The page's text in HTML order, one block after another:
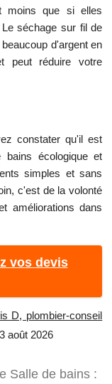
moins que si elles
séchage sur fil de
d'argent en
peut réduire votre
constater qu'il est
écologique et
simples et sans
c'est de la volonté
améliorations dans
vos devis
D, plombier-conseil
août 2026
Salle de bains :